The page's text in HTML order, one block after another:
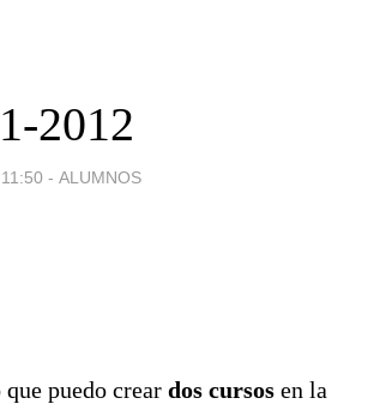
2012
- ALUMNOS
puedo crear dos cursos en la